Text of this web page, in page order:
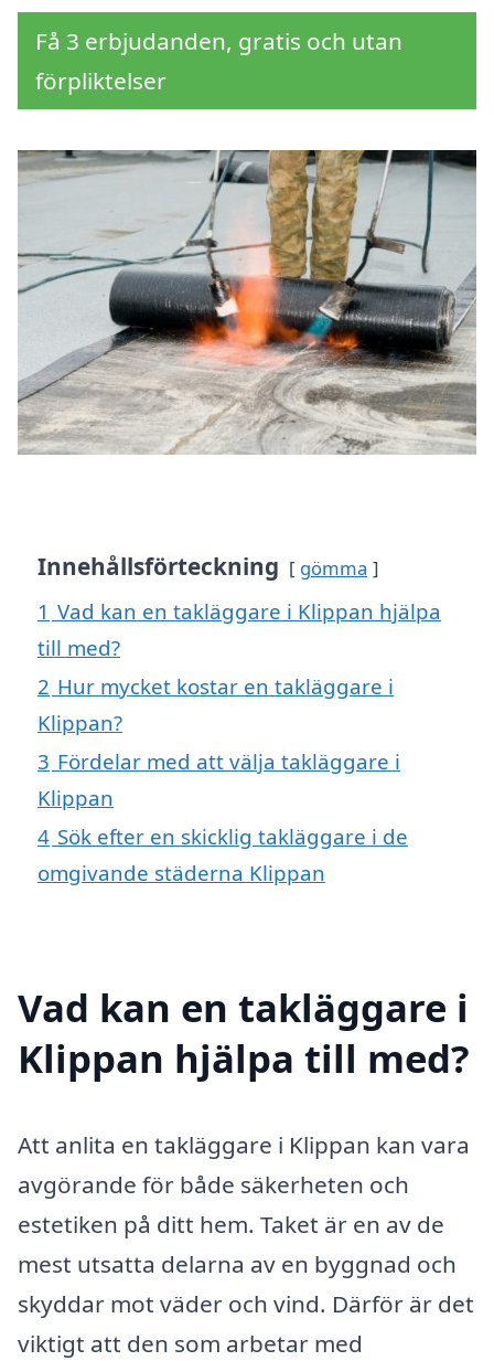
Få 3 erbjudanden, gratis och utan
förpliktelser
Innehållsförteckning gömma
1 Vad kan en takläggare i Klippan hjälpa
till med?
2 Hur mycket kostar en takläggare i
Klippan?
3 Fördelar med att välja takläggare i
Klippan
4 Sök efter en skicklig takläggare i de
omgivande städerna Klippan
Vad kan en takläggare i
Klippan hjälpa till med?
Att anlita en takläggare i Klippan kan vara
avgörande för både säkerheten och
estetiken på ditt hem. Taket är en av de
mest utsatta delarna av en byggnad och
skyddar mot väder och vind. Därför är det
viktigt att den som arbetar med